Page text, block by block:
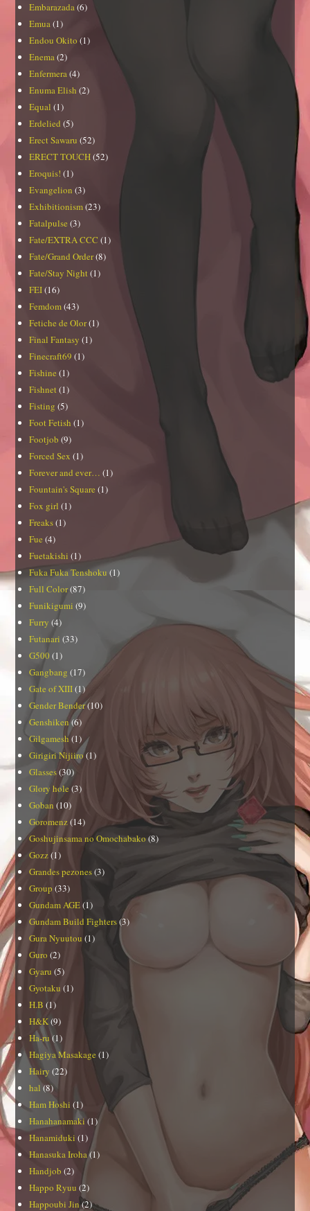
Embarazada(6)
Emua(1)
Endou Okito (1)
Enema(2)
Enfermera(4)
Enuma Elish (2)
Equal (1)
Erdelied (5)
Erect Sawaru (52)
ERECT TOUCH(52)
Eroquis! (1)
Evangelion (3)
Exhibitionism(23)
Fatalpulse (3)
Fate/EXTRA CCC (1)
Fate/Grand Order(8)
Fate/Stay Night (1)
FEI(16)
Femdom(43)
Fetiche de Olor(1)
Final Fantasy (1)
Finecraft69 (1)
Fishine (1)
Fishnet (1)
Fisting (5)
Foot Fetish (1)
Footjob (9)
Forced Sex (1)
Forever and ever… (1)
Fountain's Square (1)
Fox girl (1)
Freaks(1)
Fue (4)
Fuetakishi (1)
Fuka Fuka Tenshoku (1)
Full Color(87)
Funikigumi (9)
Furry (4)
Futanari (33)
G500 (1)
Gangbang (17)
Gate of XIII(1)
Gender Bender(10)
Genshiken(6)
Gilgamesh(1)
Girigiri Nijiiro(1)
Glasses(30)
Glory hole (3)
Goban (10)
Goromenz(14)
Goshujinsama no Omochabako (8)
Gozz(1)
Grandes pezones(3)
Group (33)
Gundam AGE(1)
Gundam Build Fighters(3)
Gura Nyuutou (1)
Guro (2)
Gyaru (5)
Gyotaku (1)
H.B (1)
H&K(9)
Ha-ru(1)
Hagiya Masakage (1)
Hairy (22)
hal (8)
Ham Hoshi (1)
Hanahanamaki (1)
Hanamiduki (1)
Hanasuka Iroha(1)
Handjob (2)
Happo Ryuu (2)
Happoubi Jin(2)